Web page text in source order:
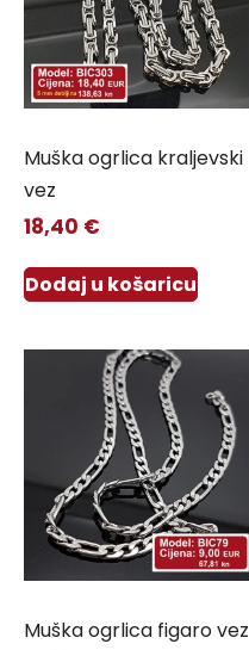
Muška ogrlica kraljevski
vez
18,40 €
Dodaj u košaricu
Muška ogrlica figaro vez